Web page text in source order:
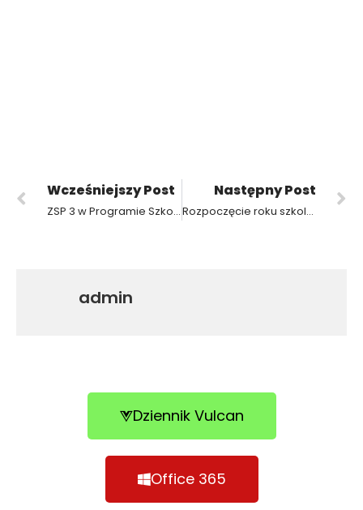
Wcześniejszy Post
ZSP 3 w Programie Szkoła Pozytywnego Myślenia
Następny Post
Rozpoczęcie roku szkolnego 2023/2024
admin
Dziennik Vulcan
Office 365